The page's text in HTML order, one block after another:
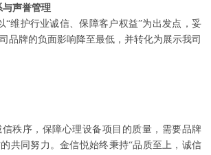
声誉管理
维护行业诚信、保障客户权益”为出发点，妥
品牌的负面影响降至最低，并转化为展示我司
秩序，保障心理设备项目的质量，需要品牌
共同努力。金信悦始终秉持“品质至上，诚信